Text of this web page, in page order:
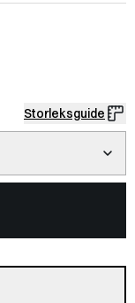
Storleksguide